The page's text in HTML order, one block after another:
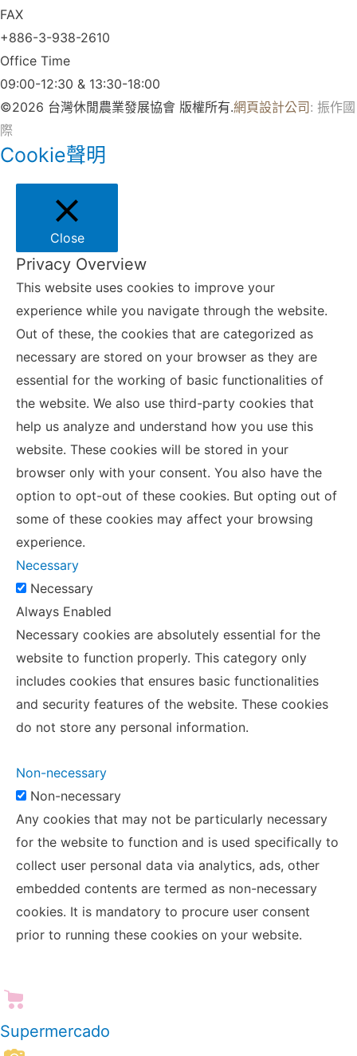
FAX
+886-3-938-2610
Office Time
09:00-12:30 & 13:30-18:00
©2026 台灣休閒農業發展協會 版權所有.網頁設計公司: 振作國
際
Cookie聲明
Close
Privacy Overview
This website uses cookies to improve your
experience while you navigate through the website.
Out of these, the cookies that are categorized as
necessary are stored on your browser as they are
essential for the working of basic functionalities of
the website. We also use third-party cookies that
help us analyze and understand how you use this
website. These cookies will be stored in your
browser only with your consent. You also have the
option to opt-out of these cookies. But opting out of
some of these cookies may affect your browsing
experience.
Necessary
Necessary
Always Enabled
Necessary cookies are absolutely essential for the
website to function properly. This category only
includes cookies that ensures basic functionalities
and security features of the website. These cookies
do not store any personal information.
Non-necessary
Non-necessary
Any cookies that may not be particularly necessary
for the website to function and is used specifically to
collect user personal data via analytics, ads, other
embedded contents are termed as non-necessary
cookies. It is mandatory to procure user consent
prior to running these cookies on your website.
Supermercado